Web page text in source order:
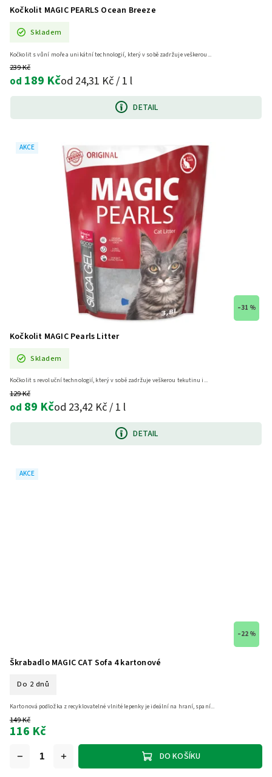
Kočkolit MAGIC PEARLS Ocean Breeze
Skladem
239 Kč
od 189 Kčod 24,31 Kč / 1 l
DETAIL
Kočkolit s vůní moře a unikátní technologií, který v sobě zadržuje veškerou...
AKCE
–31 %
Kočkolit MAGIC Pearls Litter
Skladem
129 Kč
od 89 Kčod 23,42 Kč / 1 l
DETAIL
Kočkolit s revoluční technologií, který v sobě zadržuje veškerou tekutinu i...
AKCE
–22 %
Škrabadlo MAGIC CAT Sofa 4 kartonové
Do 2 dnů
149 Kč
116 Kč
DO KOŠÍKU
Kartonová podložka z recyklovatelné vlnité lepenky je ideální na hraní, spaní...